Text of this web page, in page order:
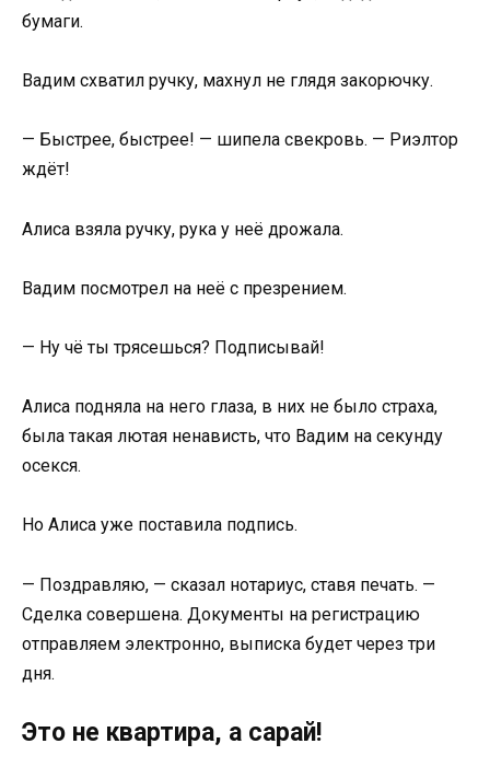
бумаги.
Вадим схватил ручку, махнул не глядя закорючку.
— Быстрее, быстрее! — шипела свекровь. — Риэлтор
ждёт!
Алиса взяла ручку, рука у неё дрожала.
Вадим посмотрел на неё с презрением.
— Ну чё ты трясешься? Подписывай!
Алиса подняла на него глаза, в них не было страха,
была такая лютая ненависть, что Вадим на секунду
осекся.
Но Алиса уже поставила подпись.
— Поздравляю, — сказал нотариус, ставя печать. —
Сделка совершена. Документы на регистрацию
отправляем электронно, выписка будет через три
дня.
Это не квартира, а сарай!